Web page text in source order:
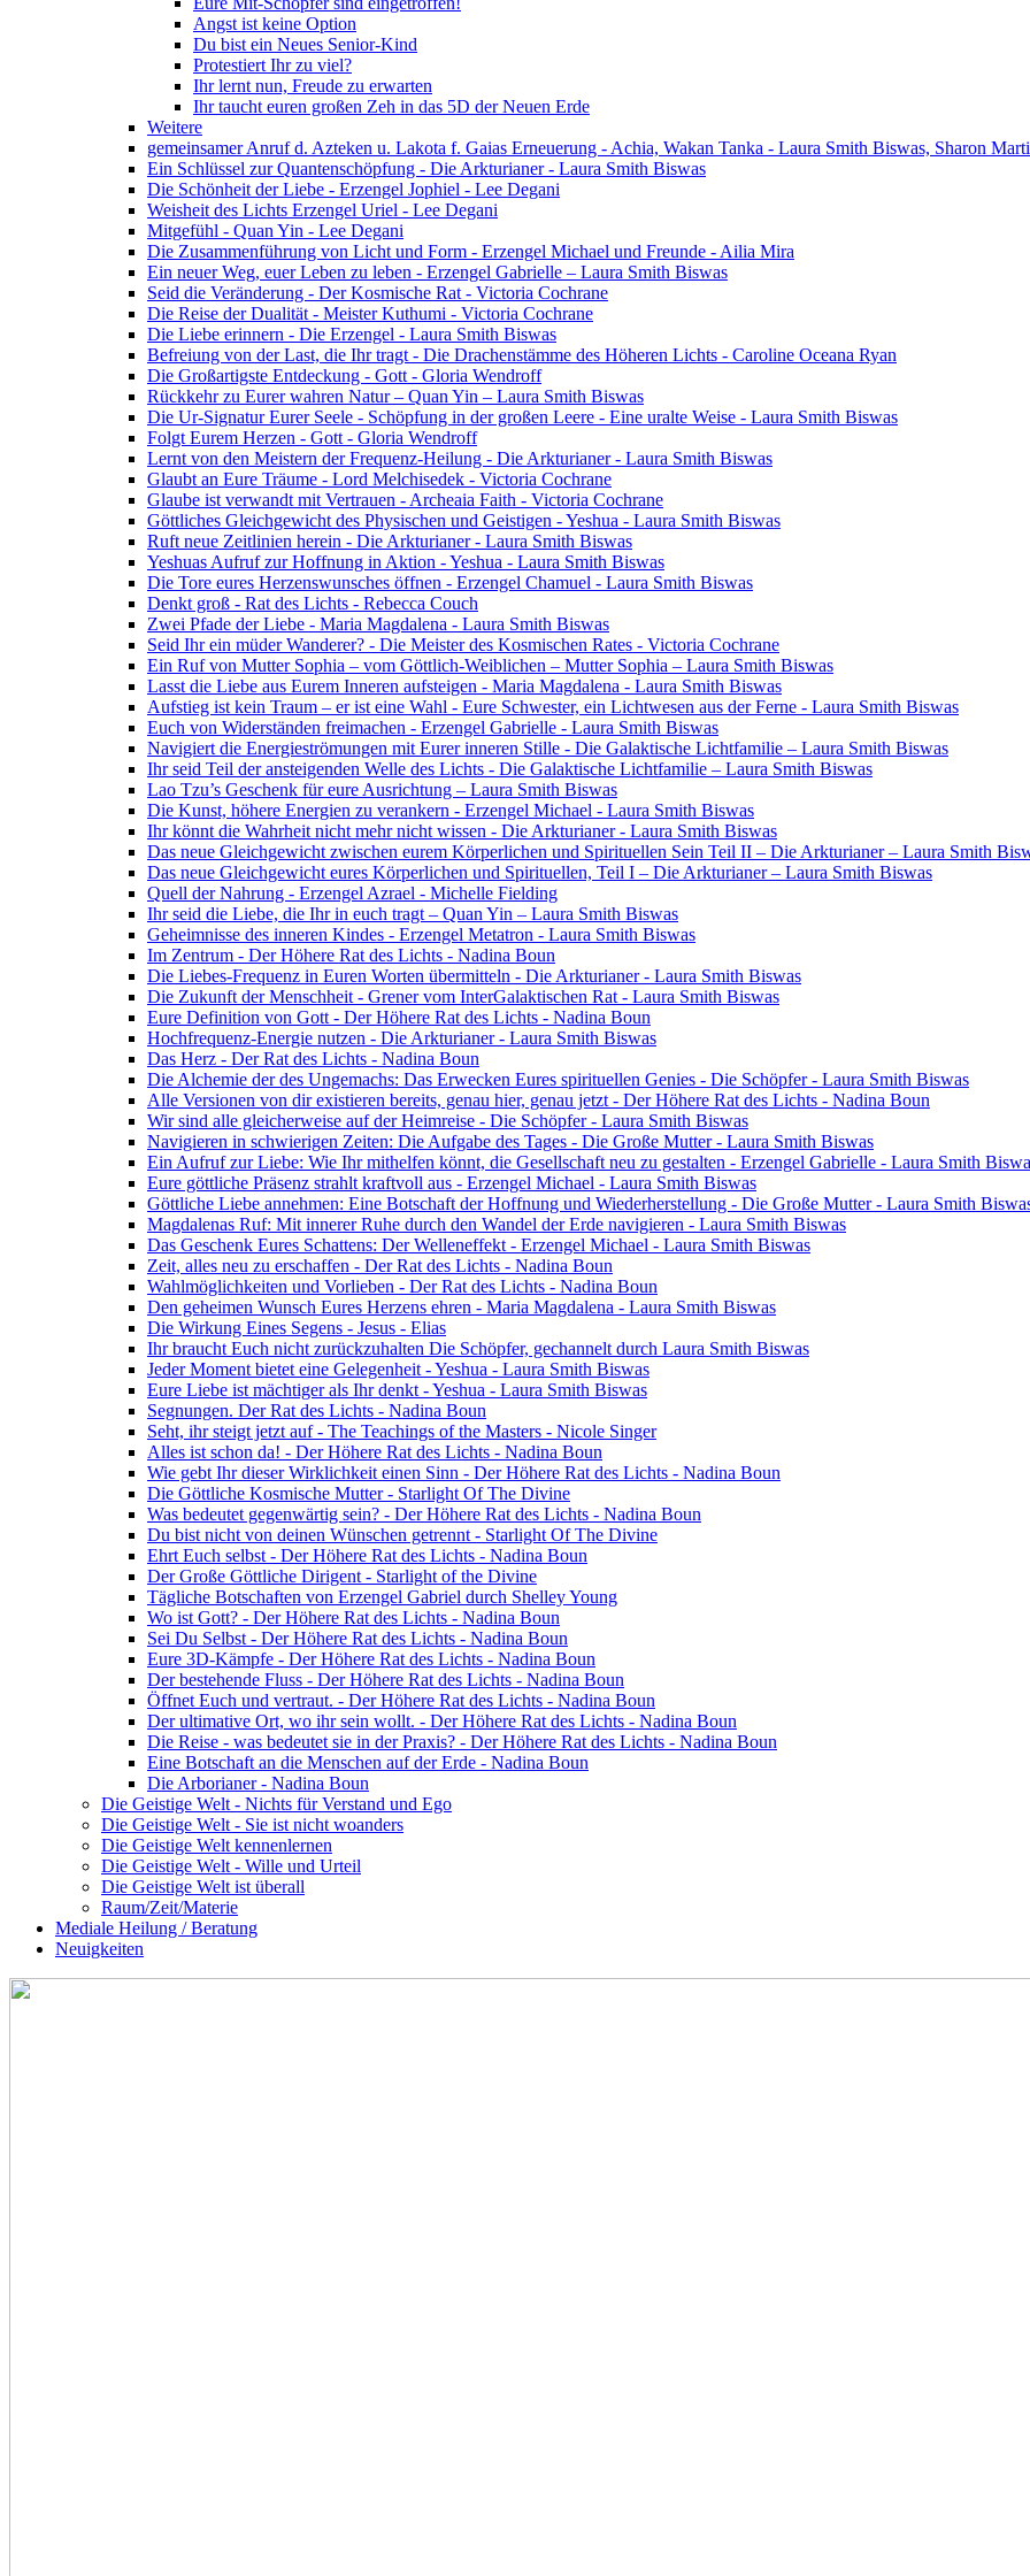
Angst ist keine Option
Du bist ein Neues Senior-Kind
Protestiert Ihr zu viel?
Ihr lernt nun, Freude zu erwarten
Ihr taucht euren großen Zeh in das 5D der Neuen Erde
Weitere
gemeinsamer Anruf d. Azteken u. Lakota f. Gaias Erneuerung - Achia, Wakan Tanka - Laura Smith Biswas, Sharon
Ein Schlüssel zur Quantenschöpfung - Die Arkturianer - Laura Smith Biswas
Die Schönheit der Liebe - Erzengel Jophiel - Lee Degani
Weisheit des Lichts Erzengel Uriel - Lee Degani
Mitgefühl - Quan Yin - Lee Degani
Die Zusammenführung von Licht und Form - Erzengel Michael und Freunde - Ailia Mira
Ein neuer Weg, euer Leben zu leben - Erzengel Gabrielle – Laura Smith Biswas
Seid die Veränderung - Der Kosmische Rat - Victoria Cochrane
Die Reise der Dualität - Meister Kuthumi - Victoria Cochrane
Die Liebe erinnern - Die Erzengel - Laura Smith Biswas
Befreiung von der Last, die Ihr tragt - Die Drachenstämme des Höheren Lichts - Caroline Oceana Ryan
Die Großartigste Entdeckung - Gott - Gloria Wendroff
Rückkehr zu Eurer wahren Natur – Quan Yin – Laura Smith Biswas
Die Ur-Signatur Eurer Seele - Schöpfung in der großen Leere - Eine uralte Weise - Laura Smith Biswas
Folgt Eurem Herzen - Gott - Gloria Wendroff
Lernt von den Meistern der Frequenz-Heilung - Die Arkturianer - Laura Smith Biswas
Glaubt an Eure Träume - Lord Melchisedek - Victoria Cochrane
Glaube ist verwandt mit Vertrauen - Archeaia Faith - Victoria Cochrane
Göttliches Gleichgewicht des Physischen und Geistigen - Yeshua - Laura Smith Biswas
Ruft neue Zeitlinien herein - Die Arkturianer - Laura Smith Biswas
Yeshuas Aufruf zur Hoffnung in Aktion - Yeshua - Laura Smith Biswas
Die Tore eures Herzenswunsches öffnen - Erzengel Chamuel - Laura Smith Biswas
Denkt groß - Rat des Lichts - Rebecca Couch
Zwei Pfade der Liebe - Maria Magdalena - Laura Smith Biswas
Seid Ihr ein müder Wanderer? - Die Meister des Kosmischen Rates - Victoria Cochrane
Ein Ruf von Mutter Sophia – vom Göttlich-Weiblichen – Mutter Sophia – Laura Smith Biswas
Lasst die Liebe aus Eurem Inneren aufsteigen - Maria Magdalena - Laura Smith Biswas
Aufstieg ist kein Traum – er ist eine Wahl - Eure Schwester, ein Lichtwesen aus der Ferne - Laura Smith Biswas
Euch von Widerständen freimachen - Erzengel Gabrielle - Laura Smith Biswas
Navigiert die Energieströmungen mit Eurer inneren Stille - Die Galaktische Lichtfamilie – Laura Smith Biswas
Ihr seid Teil der ansteigenden Welle des Lichts - Die Galaktische Lichtfamilie – Laura Smith Biswas
Lao Tzu’s Geschenk für eure Ausrichtung – Laura Smith Biswas
Die Kunst, höhere Energien zu verankern - Erzengel Michael - Laura Smith Biswas
Ihr könnt die Wahrheit nicht mehr nicht wissen - Die Arkturianer - Laura Smith Biswas
Das neue Gleichgewicht zwischen eurem Körperlichen und Spirituellen Sein Teil II – Die Arkturianer – Laura Smith
Das neue Gleichgewicht eures Körperlichen und Spirituellen, Teil I – Die Arkturianer – Laura Smith Biswas
Quell der Nahrung - Erzengel Azrael - Michelle Fielding
Ihr seid die Liebe, die Ihr in euch tragt – Quan Yin – Laura Smith Biswas
Geheimnisse des inneren Kindes - Erzengel Metatron - Laura Smith Biswas
Im Zentrum - Der Höhere Rat des Lichts - Nadina Boun
Die Liebes-Frequenz in Euren Worten übermitteln - Die Arkturianer - Laura Smith Biswas
Die Zukunft der Menschheit - Grener vom InterGalaktischen Rat - Laura Smith Biswas
Eure Definition von Gott - Der Höhere Rat des Lichts - Nadina Boun
Hochfrequenz-Energie nutzen - Die Arkturianer - Laura Smith Biswas
Das Herz - Der Rat des Lichts - Nadina Boun
Die Alchemie der des Ungemachs: Das Erwecken Eures spirituellen Genies - Die Schöpfer - Laura Smith Biswas
Alle Versionen von dir existieren bereits, genau hier, genau jetzt - Der Höhere Rat des Lichts - Nadina Boun
Wir sind alle gleicherweise auf der Heimreise - Die Schöpfer - Laura Smith Biswas
Navigieren in schwierigen Zeiten: Die Aufgabe des Tages - Die Große Mutter - Laura Smith Biswas
Ein Aufruf zur Liebe: Wie Ihr mithelfen könnt, die Gesellschaft neu zu gestalten - Erzengel Gabrielle - Laura Smith
Eure göttliche Präsenz strahlt kraftvoll aus - Erzengel Michael - Laura Smith Biswas
Göttliche Liebe annehmen: Eine Botschaft der Hoffnung und Wiederherstellung - Die Große Mutter - Laura Smith
Magdalenas Ruf: Mit innerer Ruhe durch den Wandel der Erde navigieren - Laura Smith Biswas
Das Geschenk Eures Schattens: Der Welleneffekt - Erzengel Michael - Laura Smith Biswas
Zeit, alles neu zu erschaffen - Der Rat des Lichts - Nadina Boun
Wahlmöglichkeiten und Vorlieben - Der Rat des Lichts - Nadina Boun
Den geheimen Wunsch Eures Herzens ehren - Maria Magdalena - Laura Smith Biswas
Die Wirkung Eines Segens - Jesus - Elias
Ihr braucht Euch nicht zurückzuhalten Die Schöpfer, gechannelt durch Laura Smith Biswas
Jeder Moment bietet eine Gelegenheit - Yeshua - Laura Smith Biswas
Eure Liebe ist mächtiger als Ihr denkt - Yeshua - Laura Smith Biswas
Segnungen. Der Rat des Lichts - Nadina Boun
Seht, ihr steigt jetzt auf - The Teachings of the Masters - Nicole Singer
Alles ist schon da! - Der Höhere Rat des Lichts - Nadina Boun
Wie gebt Ihr dieser Wirklichkeit einen Sinn - Der Höhere Rat des Lichts - Nadina Boun
Die Göttliche Kosmische Mutter - Starlight Of The Divine
Was bedeutet gegenwärtig sein? - Der Höhere Rat des Lichts - Nadina Boun
Du bist nicht von deinen Wünschen getrennt - Starlight Of The Divine
Ehrt Euch selbst - Der Höhere Rat des Lichts - Nadina Boun
Der Große Göttliche Dirigent - Starlight of the Divine
Tägliche Botschaften von Erzengel Gabriel durch Shelley Young
Wo ist Gott? - Der Höhere Rat des Lichts - Nadina Boun
Sei Du Selbst - Der Höhere Rat des Lichts - Nadina Boun
Eure 3D-Kämpfe - Der Höhere Rat des Lichts - Nadina Boun
Der bestehende Fluss - Der Höhere Rat des Lichts - Nadina Boun
Öffnet Euch und vertraut. - Der Höhere Rat des Lichts - Nadina Boun
Der ultimative Ort, wo ihr sein wollt. - Der Höhere Rat des Lichts - Nadina Boun
Die Reise - was bedeutet sie in der Praxis? - Der Höhere Rat des Lichts - Nadina Boun
Eine Botschaft an die Menschen auf der Erde - Nadina Boun
Die Arborianer - Nadina Boun
Die Geistige Welt - Nichts für Verstand und Ego
Die Geistige Welt - Sie ist nicht woanders
Die Geistige Welt kennenlernen
Die Geistige Welt - Wille und Urteil
Die Geistige Welt ist überall
Raum/Zeit/Materie
Mediale Heilung / Beratung
Neuigkeiten